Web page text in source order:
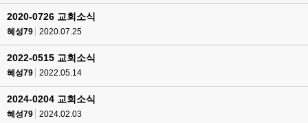
2020-0726 교회소식
혜성79 2020.07.25
2022-0515 교회소식
혜성79 2022.05.14
2024-0204 교회소식
혜성79 2024.02.03